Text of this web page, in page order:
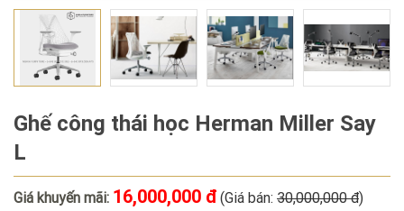
Ghế công thái học Herman Miller Say
L
Giá khuyến mãi: 16,000,000 đ (Giá bán: 30,000,000 đ)